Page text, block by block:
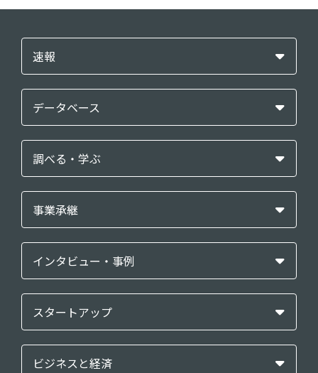
速報
データベース
調べる・学ぶ
事業承継
インタビュー・事例
スタートアップ
ビジネスと経済